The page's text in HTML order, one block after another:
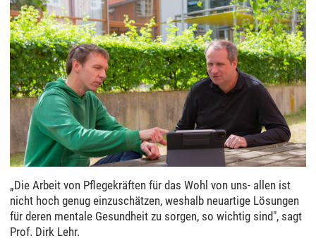
„Die Arbeit von Pflegekräften für das Wohl von uns- allen ist
nicht hoch genug einzuschätzen, weshalb neuartige Lösungen
für deren mentale Gesundheit zu sorgen, so wichtig sind", sagt
Prof. Dirk Lehr.